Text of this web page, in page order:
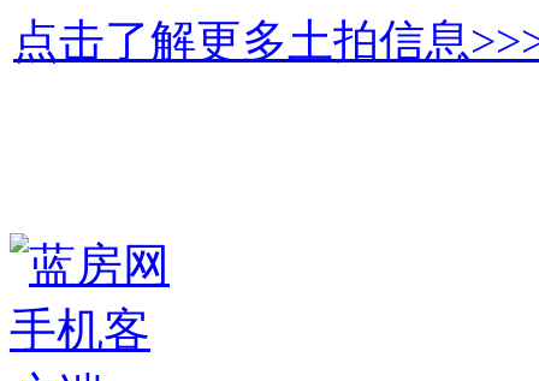
点击了解更多土拍信息